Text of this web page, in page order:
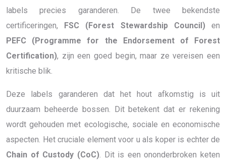
labels precies garanderen. De twee bekendste
certificeringen, FSC (Forest Stewardship Council)en
PEFC (Programme for the Endorsement of Forest
Certification), zijn een goed begin, maar ze vereisen een
kritische blik.
Deze labels garanderen dat het hout afkomstig is uit
duurzaam beheerde bossen. Dit betekent dat er rekening
wordt gehouden met ecologische, sociale en economische
aspecten. Het cruciale element voor u als koper is echter de
Chain of Custody (CoC). Dit is een ononderbroken keten